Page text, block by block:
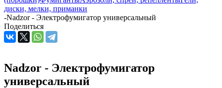
диски, мелки, приманки
-Nadzor - Электрофумигатор универсальный
Поделиться
Nadzor - Электрофумигатор
универсальный